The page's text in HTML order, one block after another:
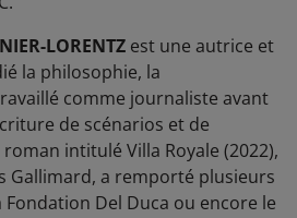
LORENTZ est une autrice et
la philosophie, la
comme journaliste avant
de scénarios et de
intitulé Villa Royale (2022),
Gallimard, a remporté plusieurs
Del Duca ou encore le